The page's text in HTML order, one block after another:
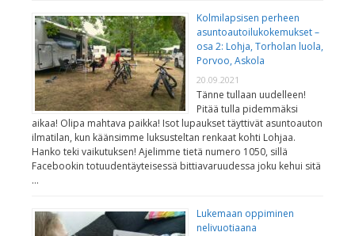
Kolmilapsisen perheen
asuntoautoilukokemukset –
osa 2: Lohja, Torholan luola,
Porvoo, Askola
20.09.2021
Tänne tullaan uudelleen!
Pitää tulla pidemmäksi
aikaa! Olipa mahtava paikka! Isot lupaukset täyttivät asuntoauton
ilmatilan, kun käänsimme luksusteltan renkaat kohti Lohjaa.
Hanko teki vaikutuksen! Ajelimme tietä numero 1050, sillä
Facebookin totuudentäyteisessä bittiavaruudessa joku kehui sitä
…
Lukemaan oppiminen
nelivuotiaana